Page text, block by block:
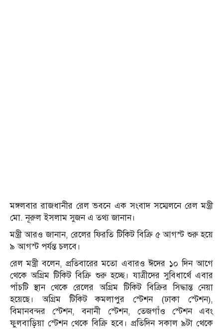
মঙ্গলবার রাজধানীর রেল ভবনে এক সংবাদ সম্মেলনে রেল মন্ত্রী
মো. নূরুল ইসলাম সুজন এ তথ্য জানান।
মন্ত্রী আরও জানান, রেলের ফিরতি টিকিট বিক্রি ৫ আগস্ট শুরু হয়ে
৯ আগস্ট পর্যন্ত চলবে।
রেল মন্ত্রী বলেন, প্রতিবারের মতো এবারও ঈদের ১০ দিন আগে
থেকে অগ্রিম টিকিট বিক্রি শুরু হচ্ছে। যাত্রীদের সুবিধার্থে এবার
পাঁচটি স্থান থেকে রেলের অগ্রিম টিকিট বিক্রির সিদ্ধান্ত নেয়া
হয়েছে। অগ্রিম টিকিট কমলাপুর স্টেশন (ঢাকা স্টেশন),
বিমানবন্দর স্টেশন, বনানী স্টেশন, তেজগাঁও স্টেশন এবং
ফুলবাড়িয়া স্টেশন থেকে বিক্রি হবে। প্রতিদিন সকাল ৯টা থেকে